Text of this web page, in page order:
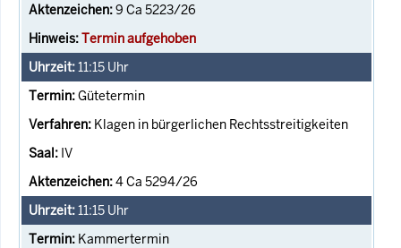
9 Ca 5223/26
Termin aufgehoben
11:15 Uhr
Gütetermin
Klagen in bürgerlichen Rechtsstreitigkeiten
IV
4 Ca 5294/26
11:15 Uhr
Kammertermin